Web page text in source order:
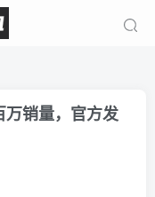
万销量，官方发